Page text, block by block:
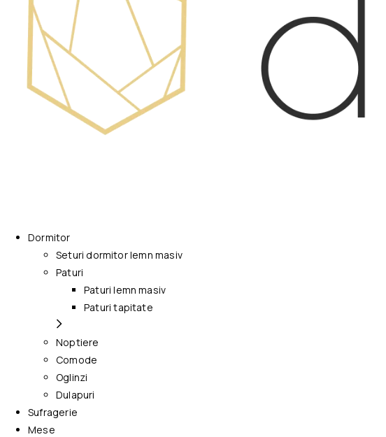
Dormitor
Seturi dormitor lemn masiv
Paturi
Paturi lemn masiv
Paturi tapitate
Noptiere
Comode
Oglinzi
Dulapuri
Sufragerie
Mese